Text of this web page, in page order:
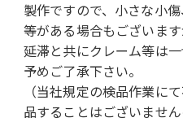
製作ですので、小さな小
等がある場合もございま
延滞と共にクレーム等は
予めご了承下さい。
（当社規定の検品作業に
品することはございません